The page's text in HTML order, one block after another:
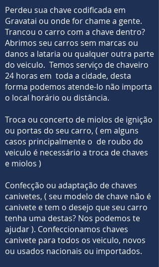
Perdeu sua chave codificada em
Gravatai ou onde for chame a gente.
Trancou o carro com a chave dentro?
Abrimos seu carros sem marcas ou
danos a lataria ou qualquer outra parte
do veiculo. Temos serviço de chaveiro
24 horas em toda a cidade, desta
forma podemos atende-lo não importa
o local horário ou distância.
Troca ou concerto de miolos de ignição
ou portas do seu carro, ( em alguns
casos principalmente o de roubo do
veiculo é necessário a troca de chaves
e miolos )
Confecção ou adaptação de chaves
canivetes, ( seu modelo de chave não é
canivete e tem o desejo que seu carro
tenha uma destas? Nos podemos te
ajudar ). Confeccionamos chaves
canivete para todos os veiculo, novos
ou usados nacionais ou importados.